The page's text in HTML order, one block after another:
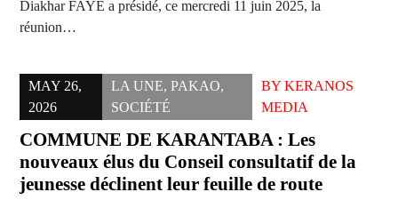
Diakhar FAYE a présidé, ce mercredi 11 juin 2025, la
réunion…
MAY 26,
2026
LA UNE, PAKAO,
SOCIÉTÉ
BYKERANOS
MEDIA
COMMUNE DE KARANTABA : Les
nouveaux élus du Conseil consultatif de la
jeunesse déclinent leur feuille de route